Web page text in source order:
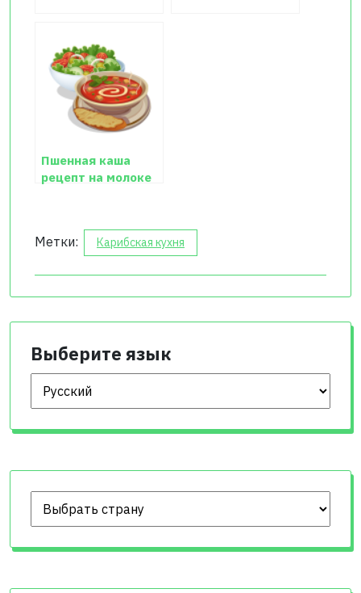
Пшенная каша
рецепт на молоке
Метки: Карибская кухня
Выберите язык
Выберите язык